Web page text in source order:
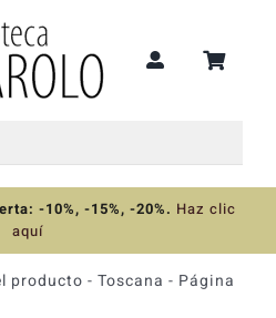
-10%, -15%, -20%. Haz clic
aquí
producto - Toscana - Página